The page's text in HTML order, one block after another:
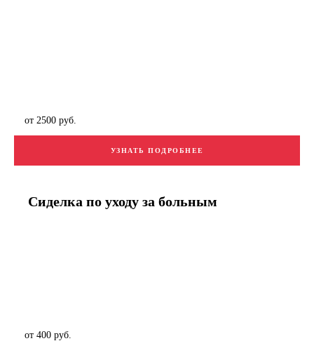
от 2500 руб.
УЗНАТЬ ПОДРОБНЕЕ
Сиделка по уходу за больным
от 400 руб.